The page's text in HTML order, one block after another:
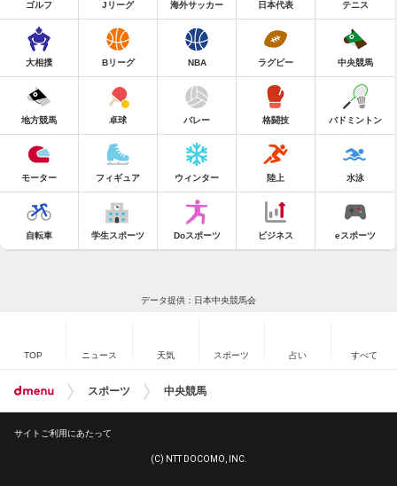
ゴルフ Jリーグ 海外サッカー 日本代表 テニス
大相撲 Bリーグ NBA ラグビー 中央競馬
地方競馬 卓球 バレー 格闘技 バドミントン
モーター フィギュア ウィンター 陸上 水泳
自転車 学生スポーツ Doスポーツ ビジネス eスポーツ
データ提供：日本中央競馬会
TOP ニュース 天気 スポーツ 占い すべて
スポーツ 中央競馬
サイトご利用にあたって
(C) NTT DOCOMO, INC.